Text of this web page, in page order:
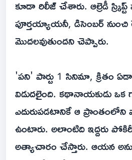
కూడా రిలీజ్ చేశారు. ఆల్రెడీ స్క్రిప్ట్
పూర్తయ్యాయనీ, డిసెంబర్ నుంచి
మొదలవుతుందని చెప్పారు.
'పని' పార్టు 1 సినిమా, క్రితం
విడుదలైంది. కథానాయకుడు ఒక
ఎదురుపడటానికే ఆ ప్రాంతంలోని
ఉంటారు. అలాంటిది ఇద్దరు
అత్యాచారం చేస్తారు. ఆయన